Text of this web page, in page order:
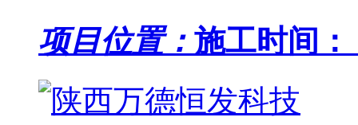
项目位置： 施工时间：